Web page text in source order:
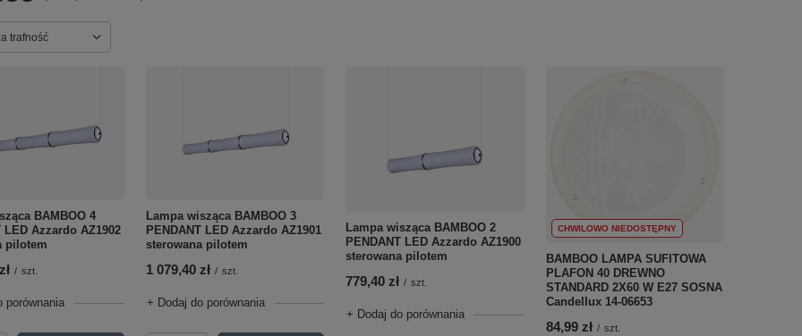
trafność
BAMBOO 4
LED Azzardo AZ1902
pilotem
/ szt.
porównania
Lampa wisząca BAMBOO 3
PENDANT LED Azzardo AZ1901
sterowana pilotem
1 079,40 zł / szt.
+ Dodaj do porównania
Lampa wisząca BAMBOO 2
PENDANT LED Azzardo AZ1900
sterowana pilotem
779,40 zł / szt.
+ Dodaj do porównania
CHWILOWO NIEDOSTĘPNY
BAMBOO LAMPA SUFITOWA
PLAFON 40 DREWNO
STANDARD 2X60 W E27 SOSNA
Candellux 14-06653
84,99 zł / szt.